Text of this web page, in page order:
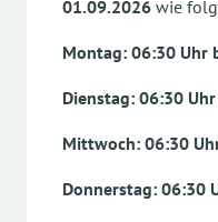
01.09.2026 wie
Montag: 06:30 Uhr
Dienstag: 06:30
Mittwoch: 06:30
Donnerstag: 06:30